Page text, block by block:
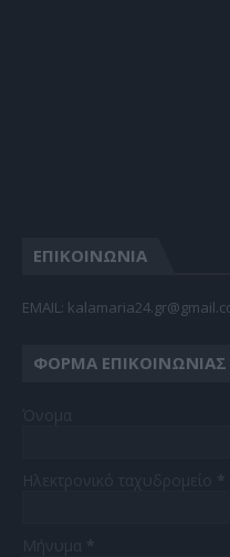
ΕΠΙΚΟΙΝΩΝΙΑ
EMAIL:
ΦΌΡΜΑ ΕΠΙΚΟΙΝΩΝΊΑΣ